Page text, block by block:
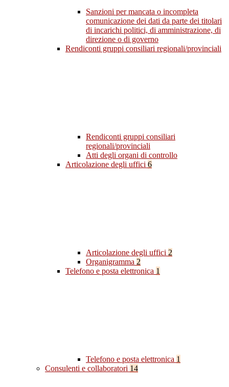
Sanzioni per mancata o incompleta
comunicazione dei dati da parte dei titolari
di incarichi politici, di amministrazione, di
direzione o di governo
Rendiconti gruppi consiliari regionali/provinciali
Rendiconti gruppi consiliari
regionali/provinciali
Atti degli organi di controllo
Articolazione degli uffici 6
Articolazione degli uffici 2
Organigramma 2
Telefono e posta elettronica 1
Telefono e posta elettronica 1
Consulenti e collaboratori 14